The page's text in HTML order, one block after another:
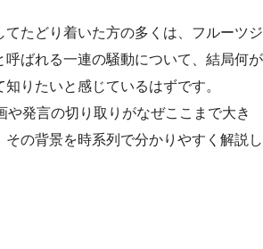
てたどり着いた方の多くは、フルーツジ
呼ばれる一連の騒動について、結局何が
りたいと感じているはずです。
や発言の切り取りがなぜここまで大き
その背景を時系列で分かりやすく解説し